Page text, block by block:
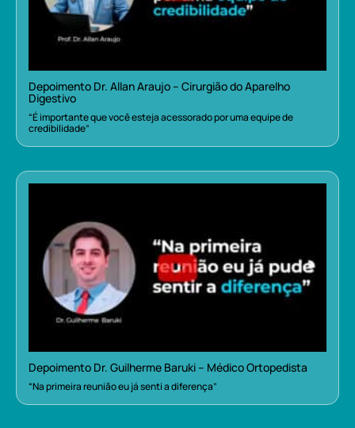
Depoimento Dr. Allan Araujo – Cirurgião do Aparelho
Digestivo
“É importante que você esteja acessorado por uma equipe de
credibilidade”
Depoimento Dr. Guilherme Baruki – Médico Ortopedista
“Na primeira reunião eu já senti a diferença”